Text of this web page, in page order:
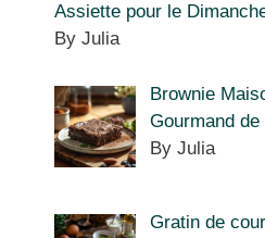
Assiette pour le
By Julia
Brownie
Gourmand
By Julia
Gratin de